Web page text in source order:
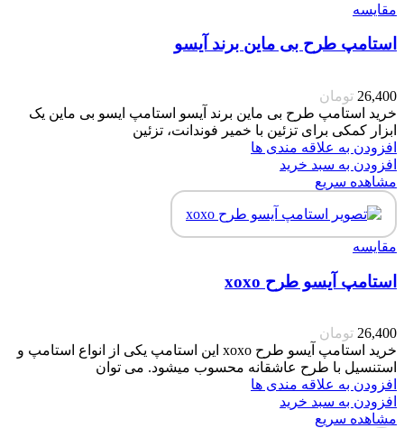
مقایسه
استامپ طرح بی ماین برند آیسو
26,400 تومان
خرید استامپ طرح بی ماین برند آیسو استامپ ایسو بی ماین یک
ابزار کمکی برای تزئین با خمیر فوندانت، تزئین
افزودن به علاقه مندی ها
افزودن به سبد خرید
مشاهده سریع
مقایسه
استامپ آیسو طرح xoxo
26,400 تومان
خرید استامپ آیسو طرح xoxo این استامپ یکی از انواع استامپ و
استنسیل با طرح عاشقانه محسوب میشود. می توان
افزودن به علاقه مندی ها
افزودن به سبد خرید
مشاهده سریع